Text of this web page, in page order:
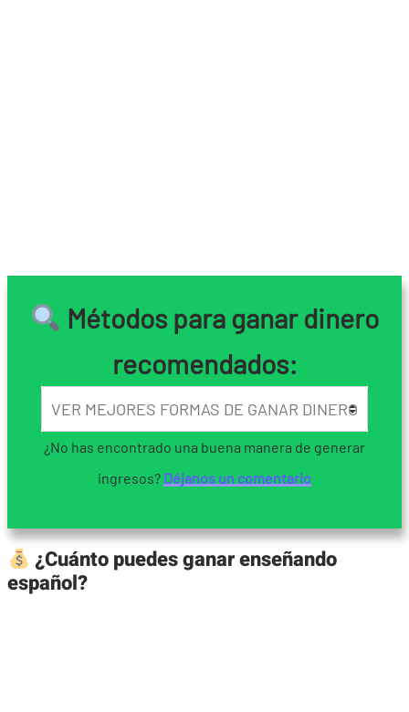
Métodos para ganar dinero
recomendados:
¿No has encontrado una buena manera de generar
ingresos? Déjanos un comentario
¿Cuánto puedes ganar enseñando
español?